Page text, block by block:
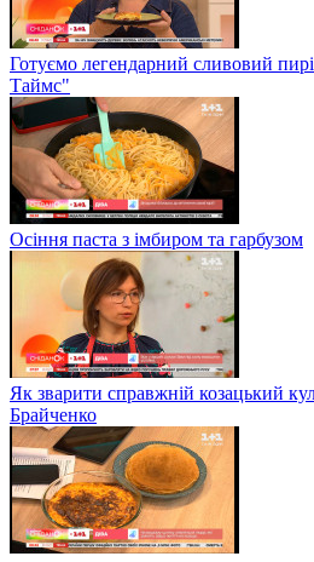
Готуємо легендарний сливовий
Таймс"
Осіння паста з імбиром та гарбузом
Як зварити справжній козацький
Брайченко